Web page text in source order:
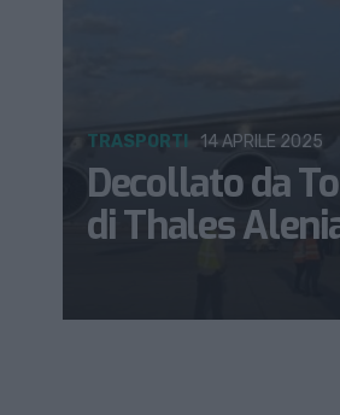
Decollato da
di Thales
TRASPORTI 14 APRILE 2025